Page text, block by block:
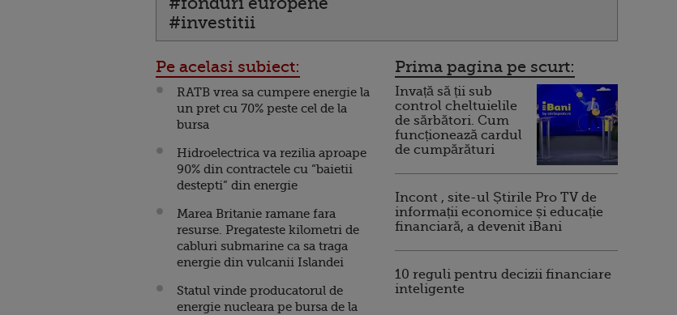
#investitii
Pe acelasi subiect:
RATB vrea sa cumpere energie la
un pret cu 70% peste cel de la
bursa
Hidroelectrica va rezilia aproape
90% din contractele cu “baietii
destepti” din energie
Marea Britanie ramane fara
resurse. Pregateste kilometri de
cabluri submarine ca sa traga
energie din vulcanii Islandei
Statul vinde producatorul de
energie nucleara pe bursa de la
Prima pagina pe scurt:
Invață să ții sub
control cheltuielile
de sărbători. Cum
funcționează cardul
de cumpărături
Incont , site-ul Știrile Pro TV de
informații economice și educație
financiară, a devenit iBani
10 reguli pentru decizii financiare
inteligente